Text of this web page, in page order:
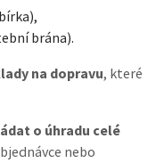
brána).
na dopravu, které
o úhradu celé
nebo